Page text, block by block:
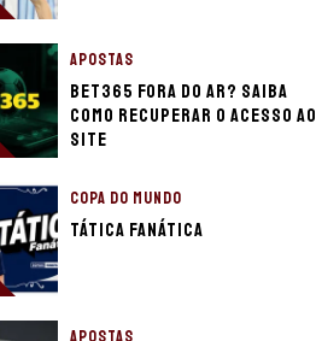
APOSTAS
bet365 fora do ar? Saiba
como recuperar o acesso ao
site
COPA DO MUNDO
Tática Fanática
APOSTAS